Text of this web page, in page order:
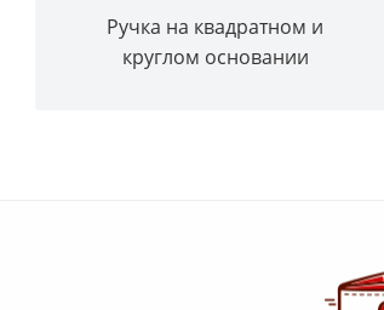
Ручка на квадратном и
круглом основании